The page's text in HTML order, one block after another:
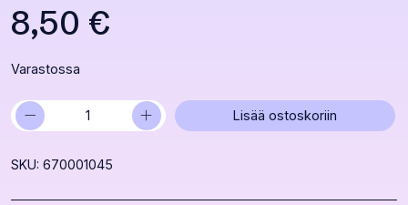
8,50 €
Varastossa
Kuuraussieni
määrä
+
− Lisää ostoskoriin
SKU: 670001045